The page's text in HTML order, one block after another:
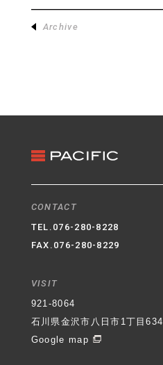
Archive
CONTACT
TEL. 076-280-8228
FAX.076-280-8229
VISIT
921-8064
石川県金沢市八日市1丁目634
Google map